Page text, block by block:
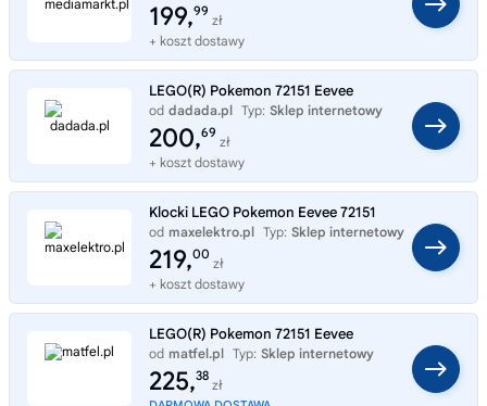
199,99
zł
+ koszt dostawy
LEGO(R) Pokemon 72151 Eevee
od dadada.pl Typ: Sklep internetowy
200,69
zł
+ koszt dostawy
Klocki LEGO Pokemon Eevee 72151
od maxelektro.pl Typ: Sklep internetowy
219,00
zł
+ koszt dostawy
LEGO(R) Pokemon 72151 Eevee
od matfel.pl Typ: Sklep internetowy
225,38
zł